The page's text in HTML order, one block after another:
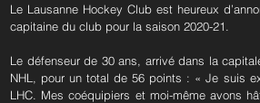
Le Lausanne Hockey Club est heureux
capitaine du club pour la saison 2020-21.
Le défenseur de 30 ans, arrivé dans la
NHL, pour un total de 56 points : « Je suis
LHC. Mes coéquipiers et moi-même avons